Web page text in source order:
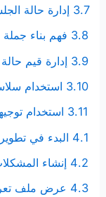
3.7 إدارة حالة الجلسة
3.8 فهم بناء جملة عنوان URL
3.9 إدارة قيم حالة الجلسة
3.10 استخدام سلاسل الاستبدال
3.11 استخدام توجيهات القالب
4.1 البدء في تطوير الفريق
4.2 إنشاء المشكلات وتحديثها
4.3 عرض ملف تعريف المستخدم الخاص بك